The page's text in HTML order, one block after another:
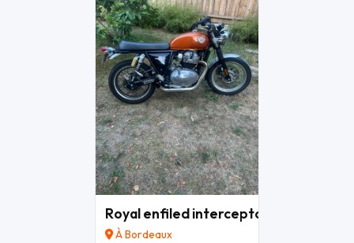
Royal enfiled interceptor
À Bordeaux